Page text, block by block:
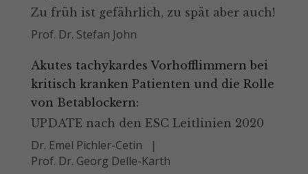
Zu früh ist gefährlich, zu spät aber auch!
Prof. Dr. Stefan John
Akutes tachykardes Vorhofflimmern bei
kritisch kranken Patienten und die Rolle
von Betablockern:
UPDATE nach den ESC Leitlinien 2020
Dr. Emel Pichler-Cetin
Prof. Dr. Georg Delle-Karth